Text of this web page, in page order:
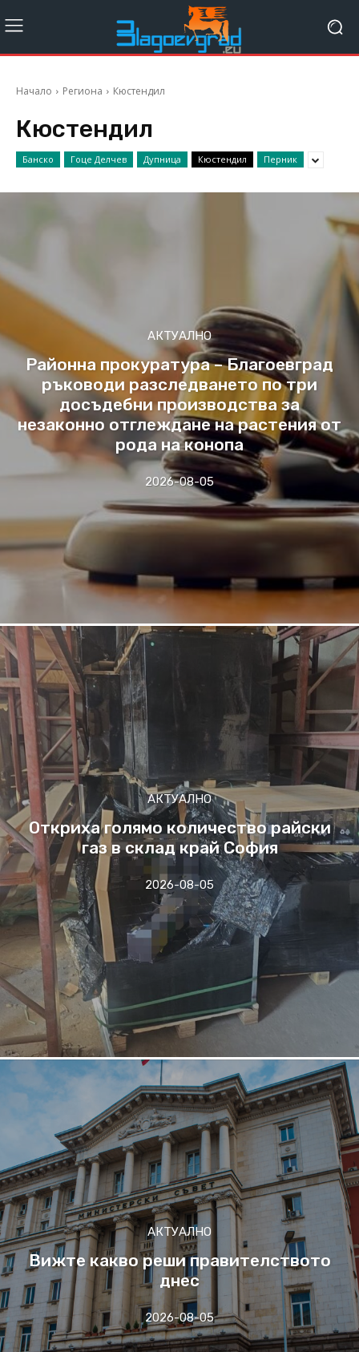
Начало Региона Кюстендил
Кюстендил
Банско Гоце Делчев Дупница Кюстендил Перник
АКТУАЛНО
Районна прокуратура – Благоевград
ръководи разследването по три
досъдебни производства за
незаконно отглеждане на растения от
рода на конопа
2026-08-05
АКТУАЛНО
Откриха голямо количество райски
газ в склад край София
2026-08-05
АКТУАЛНО
Вижте какво реши правителството
днес
2026-08-05